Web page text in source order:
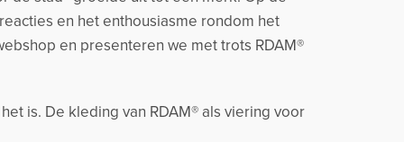
en het enthousiasme rondom het
en presenteren we met trots RDAM®
is. De kleding van RDAM® als viering voor